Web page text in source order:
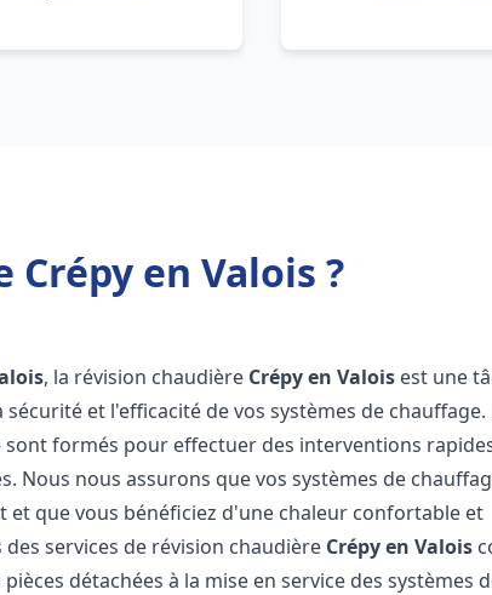
en Valois ?
, la révision chaudière Crépy en Valois est une
et l'efficacité de vos systèmes de chauffage.
formés pour effectuer des interventions
Nous nous assurons que vos systèmes de
que vous bénéficiez d'une chaleur confortable et
services de révision chaudière Crépy en Valois
détachées à la mise en service des systèmes